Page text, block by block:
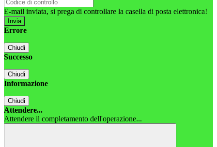
E-mail inviata, si prega di controllare la casella di posta elettronica!
Errore
Chiudi
Successo
Chiudi
Informazione
Chiudi
Attendere...
Attendere il completamento dell'operazione...